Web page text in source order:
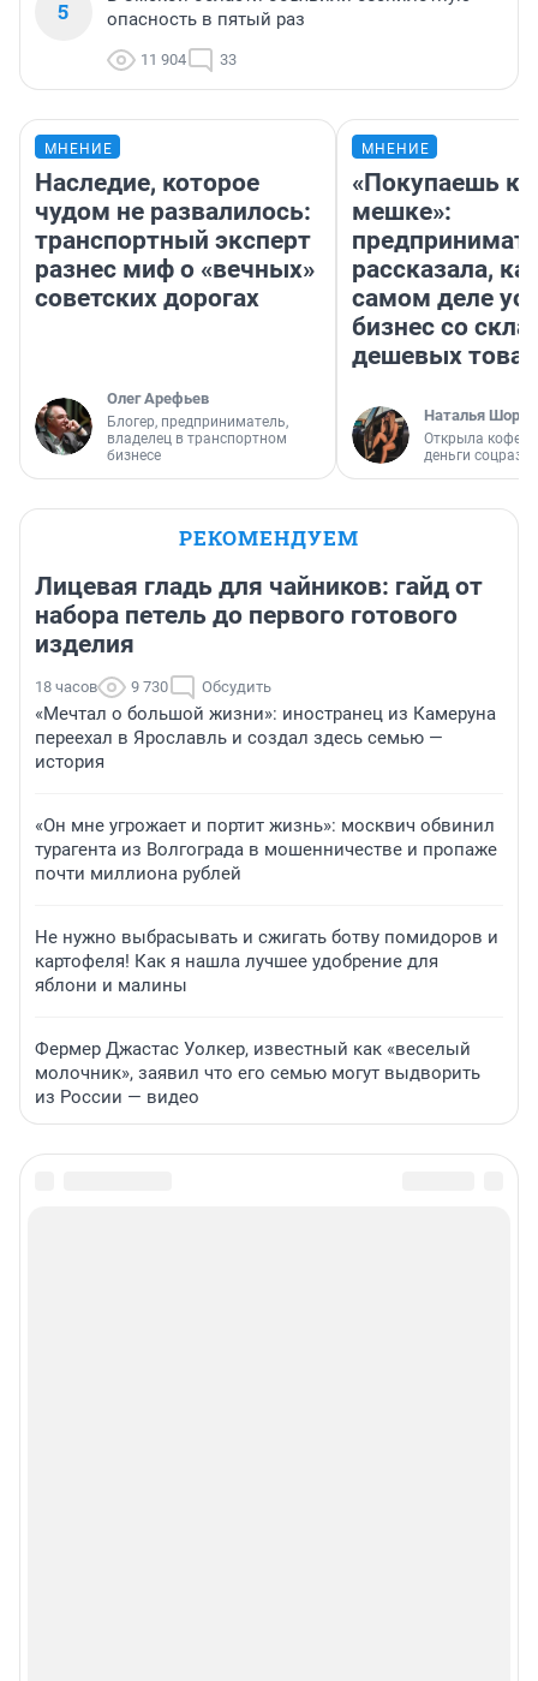
5
опасность в пятый раз
11 904 33
МНЕНИЕ
Наследие, которое
чудом не развалилось:
транспортный эксперт
разнес миф о «вечных»
советских дорогах
Олег Арефьев
Блогер, предприниматель,
владелец в транспортном
бизнесе
МНЕНИЕ
«Покупаешь
мешке»:
рассказала,
самом деле
бизнес со
дешевых
Наталья
Открыла
деньги
РЕКОМЕНДУЕМ
Лицевая гладь для чайников: гайд от
набора петель до первого готового
изделия
18 часов 9 730 Обсудить
«Мечтал о большой жизни»: иностранец из Камеруна
переехал в Ярославль и создал здесь семью —
история
«Он мне угрожает и портит жизнь»: москвич обвинил
турагента из Волгограда в мошенничестве и пропаже
почти миллиона рублей
Не нужно выбрасывать и сжигать ботву помидоров и
картофеля! Как я нашла лучшее удобрение для
яблони и малины
Фермер Джастас Уолкер, известный как «веселый
молочник», заявил что его семью могут выдворить
из России — видео